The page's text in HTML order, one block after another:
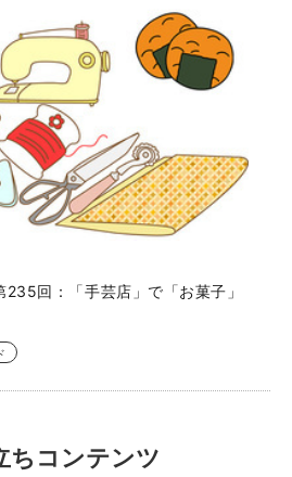
235回：「手芸店」で「お菓子」
ちコンテンツ